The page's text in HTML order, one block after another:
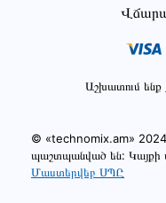
Աշխատում ենք
© «technomix.am» 2024
պաշտպանված են: Կայքի
Մաստերվեբ ՍՊԸ